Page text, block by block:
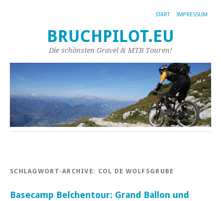
START IMPRESSUM
BRUCHPILOT.EU
Die schönsten Gravel & MTB Touren!
SCHLAGWORT-ARCHIVE: COL DE WOLFSGRUBE
Basecamp Belchentour: Grand Ballon und